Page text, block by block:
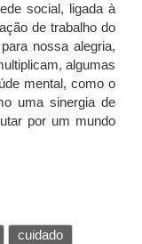
social, ligada à
de trabalho do
nossa alegria,
algumas
mental, como o
uma sinergia de
por um mundo
cuidado